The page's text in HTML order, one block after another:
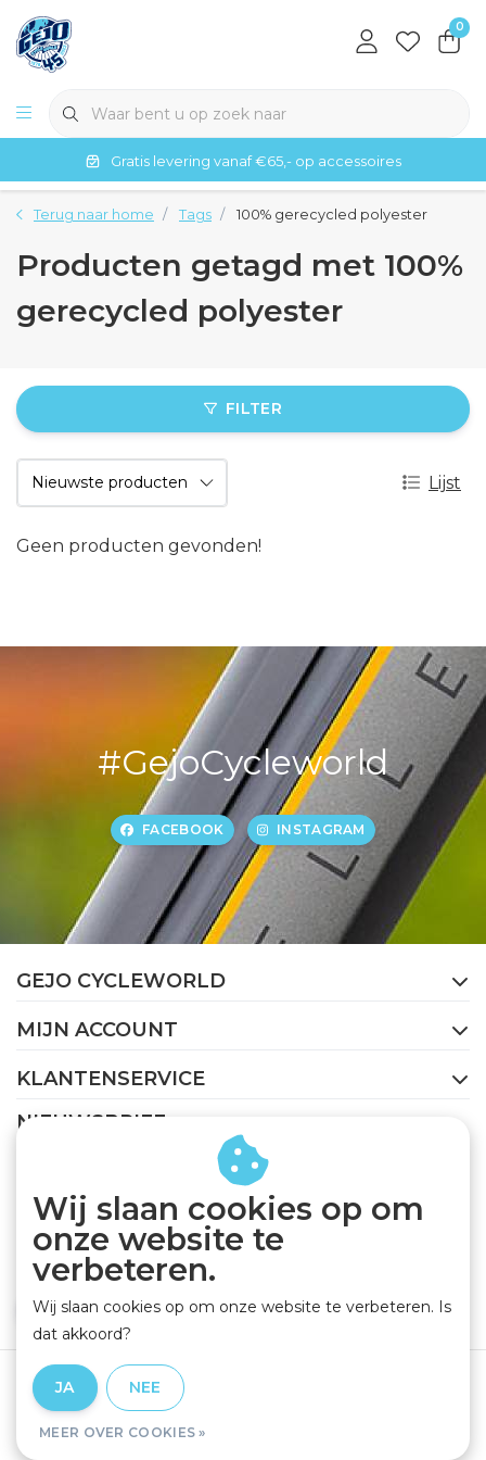
0
Gratis levering vanaf €65,- op accessoires
Terug naar home Tags 100% gerecycled polyester
Producten getagd met 100%
gerecycled polyester
FILTER
Lijst
Geen producten gevonden!
#GejoCycleworld
FACEBOOK INSTAGRAM
GEJO CYCLEWORLD
MIJN ACCOUNT
KLANTENSERVICE
NIEUWSBRIEF
Abonneer je op onze nieuwsbrief om op de hoogte te
ABONNEER
Algemene voorwaarden
Wij slaan cookies op om
onze website te
verbeteren.
Wij slaan cookies op om onze website te verbeteren. Is
dat akkoord?
JA NEE
MEER OVER COOKIES »